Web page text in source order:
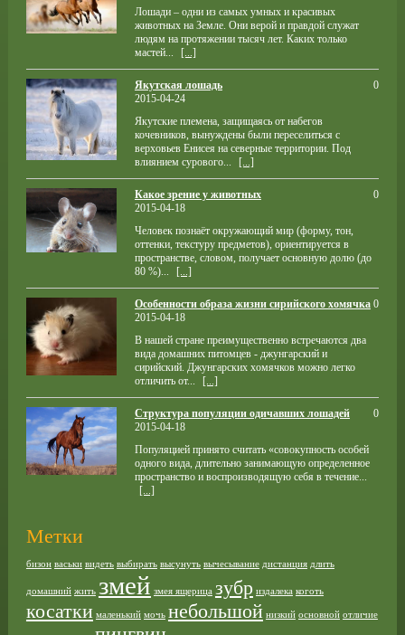
Лошади – одни из самых умных и красивых
животных на Земле. Они верой и правдой служат
людям на протяжении тысяч лет. Каких только
мастей...
[...]
Якутская лошадь
2015-04-24
Якутские племена, защищаясь от набегов
кочевников, вынуждены были переселиться с
верховьев Енисея на северные территории. Под
влиянием сурового...
[...]
0
Какое зрение у животных
2015-04-18
Человек познаёт окружающий мир (форму, тон,
оттенки, текстуру предметов), ориентируется в
пространстве, словом, получает основную долю (до
80 %)...
[...]
0
Особенности образа жизни сирийского хомячка
2015-04-18
В нашей стране преимущественно встречаются два
вида домашних питомцев - джунгарский и
сирийский. Джунгарских хомячков можно легко
отличить от...
[...]
0
Структура популяции одичавших лошадей
2015-04-18
Популяцией принято считать «совокупность особей
одного вида, длительно занимающую определенное
пространство и воспроизводящую себя в течение...
[...]
0
Метки
бизон васьки видеть выбирать высунуть вычесывание дистанция длить
домашний жить змей змея ящерица зубр издалека коготь
косатки маленький мочь небольшой низкий основной отличие